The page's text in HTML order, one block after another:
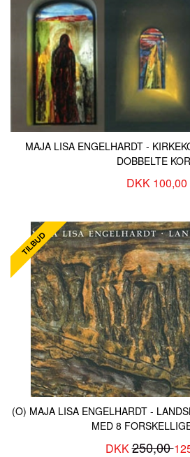
MAJA LISA ENGELHARDT -
DOBBELTE
DKK 100,00
(O) MAJA LISA ENGELHARDT -
MED 8
DKK250,00